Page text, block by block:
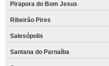
Pirapora do Bom Jesus
Ribeirão Pires
Salesópolis
Santana do Parnaíba